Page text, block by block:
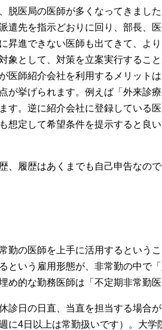
脱医局の医師が多くなってきまし
遣先を指示どおりに回り、部長、
進できない医師も出てきて、よ
象として、対策を立案実行するこ
医師紹介会社を利用するメリット
が挙げられます。例えば「外来診
。逆に紹介会社に登録している
定して希望条件を提示すると良
履歴はあくまでも自己申告なの
勤の医師を上手に活用するという
という雇用形態が、非常勤の中で
的な勤務医師は「不定期非常勤医
診日の日直、当直を担当する場合
に4日以上は常勤扱いです）。大